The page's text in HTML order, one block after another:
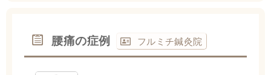
腰痛の症例 フルミチ鍼灸院